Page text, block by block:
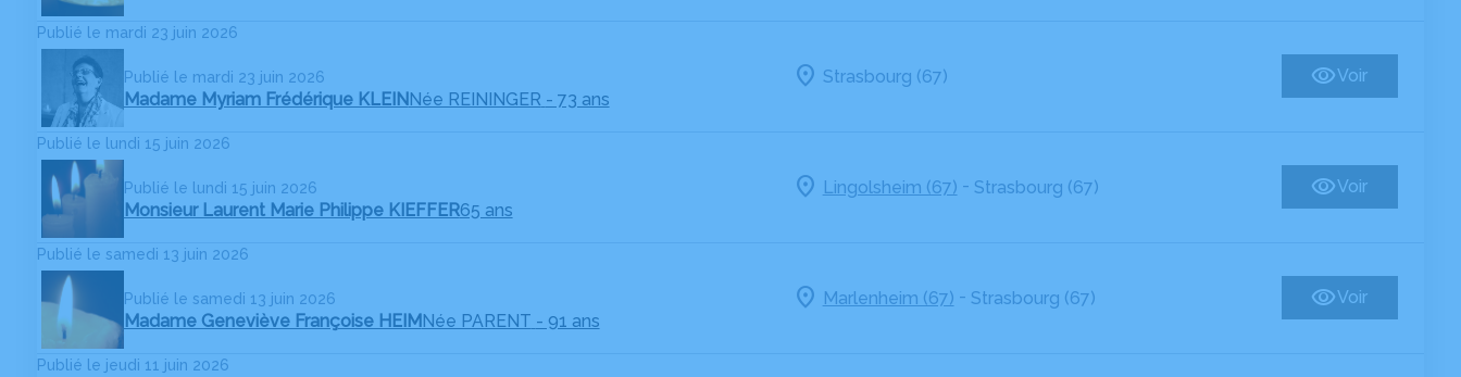
Publié le mardi 23 juin 2026
Publié le mardi 23 juin 2026
Madame Myriam Frédérique KLEIN Née REININGER - 73 ans
Strasbourg (67) Voir
Publié le lundi 15 juin 2026
Publié le lundi 15 juin 2026
Monsieur Laurent Marie Philippe KIEFFER65 ans
Lingolsheim (67) - Strasbourg (67) Voir
Publié le samedi 13 juin 2026
Publié le samedi 13 juin 2026
Madame Geneviève Françoise HEIM Née PARENT - 91 ans
Marlenheim (67) - Strasbourg (67) Voir
Publié le jeudi 11 juin 2026